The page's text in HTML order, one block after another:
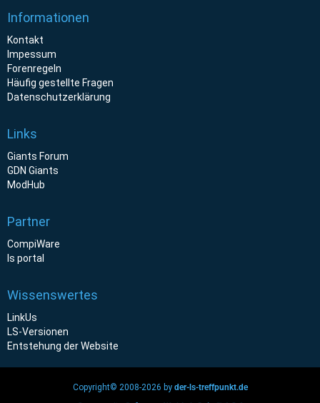
Informationen
Kontakt
Impessum
Forenregeln
Häufig gestellte Fragen
Datenschutzerklärung
Links
Giants Forum
GDN Giants
ModHub
Partner
CompiWare
ls portal
Wissenswertes
LinkUs
LS-Versionen
Entstehung der Website
Copyright© 2008-2026 by der-ls-treffpunkt.de